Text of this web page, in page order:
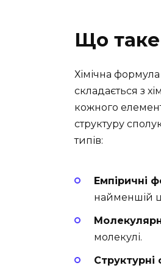
Що таке
Хімічна
складається з
кожного
структуру
типів:
Емпіричні
найменшій
молекулі.